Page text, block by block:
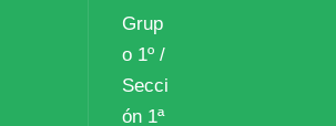
Grup
o 1º /
Secci
ón 1ª